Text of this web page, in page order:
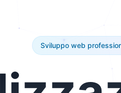
Sviluppo web